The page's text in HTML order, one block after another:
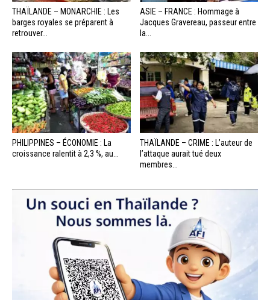
THAÏLANDE – MONARCHIE : Les
barges royales se préparent à
retrouver...
ASIE – FRANCE : Hommage à
Jacques Gravereau, passeur entre
la...
PHILIPPINES – ÉCONOMIE : La
croissance ralentit à 2,3 %, au...
THAÏLANDE – CRIME : L’auteur de
l’attaque aurait tué deux
membres...